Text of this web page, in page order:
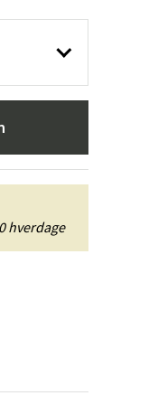
hverdage